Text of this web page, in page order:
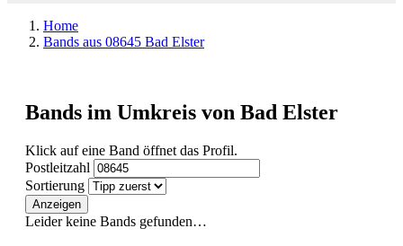
Home
Bands aus 08645 Bad Elster
Bands im Umkreis von Bad Elster
Klick auf eine Band öffnet das Profil.
Postleitzahl
Sortierung
Anzeigen
Leider keine Bands gefunden…